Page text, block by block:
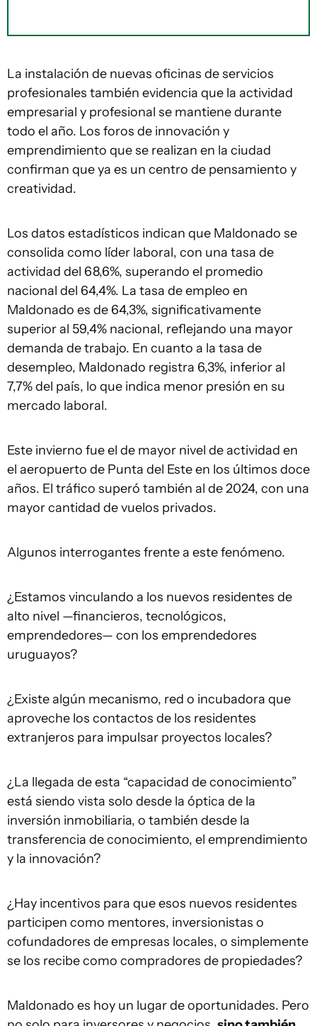
La instalación de nuevas oficinas de servicios
profesionales también evidencia que la actividad
empresarial y profesional se mantiene durante
todo el año. Los foros de innovación y
emprendimiento que se realizan en la ciudad
confirman que ya es un centro de pensamiento y
creatividad.
Los datos estadísticos indican que Maldonado se
consolida como líder laboral, con una tasa de
actividad del 68,6%, superando el promedio
nacional del 64,4%. La tasa de empleo en
Maldonado es de 64,3%, significativamente
superior al 59,4% nacional, reflejando una mayor
demanda de trabajo. En cuanto a la tasa de
desempleo, Maldonado registra 6,3%, inferior al
7,7% del país, lo que indica menor presión en su
mercado laboral.
Este invierno fue el de mayor nivel de actividad en
el aeropuerto de Punta del Este en los últimos doce
años. El tráfico superó también al de 2024, con una
mayor cantidad de vuelos privados.
Algunos interrogantes frente a este fenómeno.
¿Estamos vinculando a los nuevos residentes de
alto nivel —financieros, tecnológicos,
emprendedores— con los emprendedores
uruguayos?
¿Existe algún mecanismo, red o incubadora que
aproveche los contactos de los residentes
extranjeros para impulsar proyectos locales?
¿La llegada de esta “capacidad de conocimiento”
está siendo vista solo desde la óptica de la
inversión inmobiliaria, o también desde la
transferencia de conocimiento, el emprendimiento
y la innovación?
¿Hay incentivos para que esos nuevos residentes
participen como mentores, inversionistas o
cofundadores de empresas locales, o simplemente
se los recibe como compradores de propiedades?
Maldonado es hoy un lugar de oportunidades. Pero